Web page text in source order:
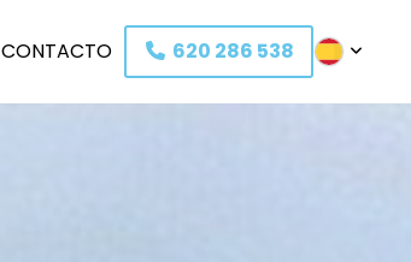
CONTACTO 620 286 538